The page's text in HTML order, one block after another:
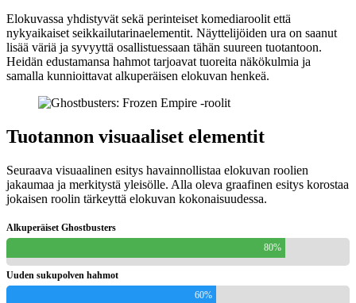
Elokuvassa yhdistyvät sekä perinteiset komediaroolit että
nykyaikaiset seikkailutarinaelementit. Näyttelijöiden ura on saanut
lisää väriä ja syvyyttä osallistuessaan tähän suureen tuotantoon.
Heidän edustamansa hahmot tarjoavat tuoreita näkökulmia ja
samalla kunnioittavat alkuperäisen elokuvan henkeä.
Tuotannon visuaaliset elementit
Seuraava visuaalinen esitys havainnollistaa elokuvan roolien
jakaumaa ja merkitystä yleisölle. Alla oleva graafinen esitys korostaa
jokaisen roolin tärkeyttä elokuvan kokonaisuudessa.
Alkuperäiset Ghostbusters
80%
Uuden sukupolven hahmot
60%